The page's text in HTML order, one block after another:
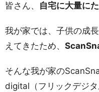
皆さん、 自宅に大量に
我が家では、子供の成
えてきたため、
そんな我が家の
digital（フリックデジ